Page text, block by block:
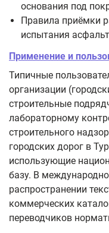
основания под
Правила приёмки
испытания
Применение и
Типичные
организации
строительные
лабораторному
строительного
городских дорог в
использующие
базу. В
распространении
коммерческих
переводчиков